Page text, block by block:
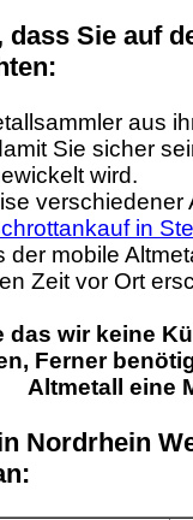
Sie auf
aus
Sie sicher
wird.
in
mobile
Zeit vor Ort
das wir keine
Ferner
Altmetall
eine
Nordrhein